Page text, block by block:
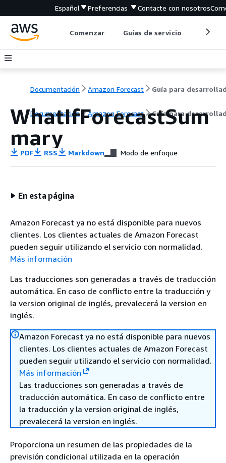
Español Preferencias Contacte con nosotros
Comenzar Guías de servicio
Documentación Amazon Forecast
Documentación Amazon Forecast Guía para
WhatIfForecastSum
mary
PDF RSS Markdown Modo de enfoque
En esta página
Amazon Forecast ya no está disponible para nuevos
clientes. Los clientes actuales de Amazon Forecast
pueden seguir utilizando el servicio con normalidad.
Más información
Las traducciones son generadas a través de traducción
automática. En caso de conflicto entre la traducción y
la version original de inglés, prevalecerá la version en
inglés.
Amazon Forecast ya no está disponible para nuevos
clientes. Los clientes actuales de Amazon Forecast
pueden seguir utilizando el servicio con normalidad.
Más información
Las traducciones son generadas a través de
traducción automática. En caso de conflicto entre
la traducción y la version original de inglés,
prevalecerá la version en inglés.
Proporciona un resumen de las propiedades de la
previsión condicional utilizada en la operación